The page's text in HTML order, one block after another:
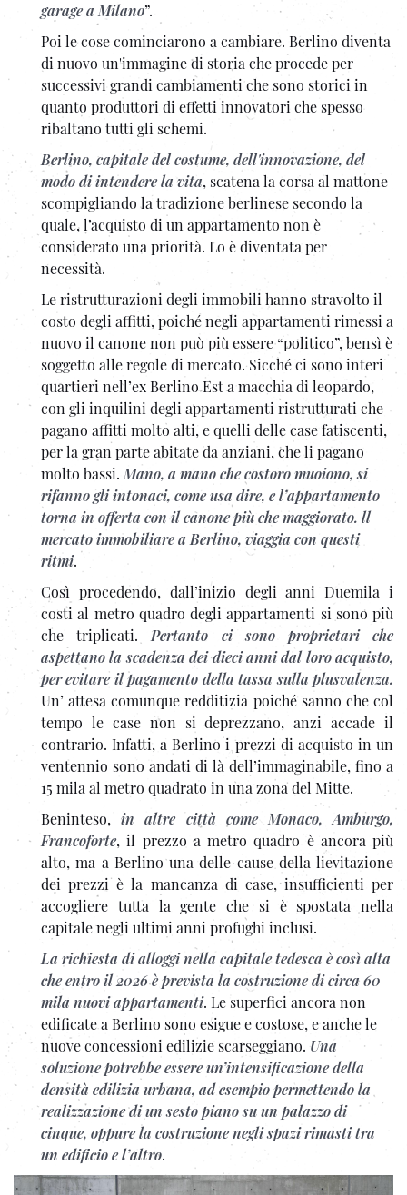
garage a Milano”.
Poi le cose cominciarono a cambiare. Berlino diventa
di nuovo un'immagine di storia che procede per
successivi grandi cambiamenti che sono storici in
quanto produttori di effetti innovatori che spesso
ribaltano tutti gli schemi.
Berlino, capitale del costume, dell'innovazione, del
modo di intendere la vita, scatena la corsa al mattone
scompigliando la tradizione berlinese secondo la
quale, l’acquisto di un appartamento non è
considerato una priorità. Lo è diventata per
necessità.
Le ristrutturazioni degli immobili hanno stravolto il
costo degli affitti, poiché negli appartamenti rimessi a
nuovo il canone non può più essere “politico”, bensì è
soggetto alle regole di mercato. Sicché ci sono interi
quartieri nell’ex Berlino Est a macchia di leopardo,
con gli inquilini degli appartamenti ristrutturati che
pagano affitti molto alti, e quelli delle case fatiscenti,
per la gran parte abitate da anziani, che li pagano
molto bassi. Mano, a mano che costoro muoiono, si
rifanno gli intonaci, come usa dire, e l’appartamento
torna in offerta con il canone più che maggiorato. ll
mercato immobiliare a Berlino, viaggia con questi
ritmi.
Così procedendo, dall’inizio degli anni Duemila i
costi al metro quadro degli appartamenti si sono più
che triplicati. Pertanto ci sono proprietari che
aspettano la scadenza dei dieci anni dal loro acquisto,
per evitare il pagamento della tassa sulla plusvalenza.
Un’ attesa comunque redditizia poiché sanno che col
tempo le case non si deprezzano, anzi accade il
contrario. Infatti, a Berlino i prezzi di acquisto in un
ventennio sono andati di là dell’immaginabile, fino a
15 mila al metro quadrato in una zona del Mitte.
Beninteso,in altre città come Monaco, Amburgo,
Francoforte, il prezzo a metro quadro è ancora più
alto, ma a Berlino una delle cause della lievitazione
dei prezzi è la mancanza di case, insufficienti per
accogliere tutta la gente che si è spostata nella
capitale negli ultimi anni profughi inclusi.
La richiesta di alloggi nella capitale tedesca è così alta
che entro il 2026 è prevista la costruzione di circa 60
mila nuovi appartamenti. Le superfici ancora non
edificate a Berlino sono esigue e costose, e anche le
nuove concessioni edilizie scarseggiano. Una
soluzione potrebbe essere un’intensificazione della
densità edilizia urbana, ad esempio permettendo la
realizzazione di un sesto piano su un palazzo di
cinque, oppure la costruzione negli spazi rimasti tra
un edificio e l’altro.